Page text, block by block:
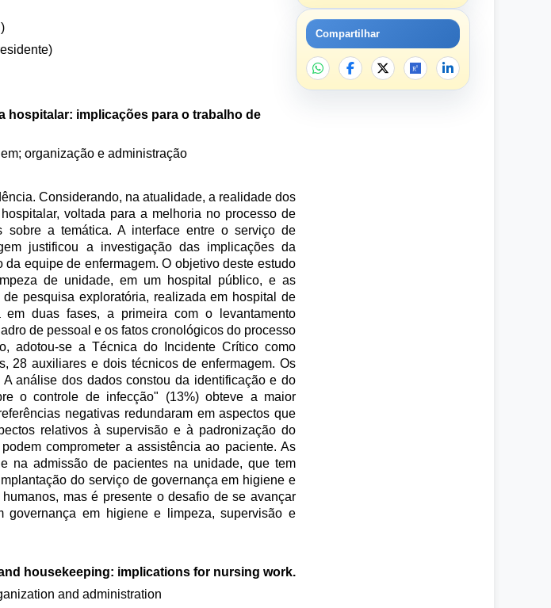
)
hospitalar: implicações para o trabalho de
organização e administração
Considerando, na atualidade, a realidade dos
voltada para a melhoria no processo de
sobre a temática. A interface entre o serviço de
justificou a investigação das implicações da
equipe de enfermagem. O objetivo deste estudo
de unidade, em um hospital público, e as
pesquisa exploratória, realizada em hospital de
duas fases, a primeira com o levantamento
de pessoal e os fatos cronológicos do processo
adotou-se a Técnica do Incidente Crítico como
28 auxiliares e dois técnicos de enfermagem. Os
análise dos dados constou da identificação e do
o controle de infecção" (13%) obteve a maior
negativas redundaram em aspectos que
relativos à supervisão e à padronização do
comprometer a assistência ao paciente. As
na admissão de pacientes na unidade, que tem
do serviço de governança em higiene e
mas é presente o desafio de se avançar
em higiene e limpeza, supervisão e
housekeeping: implications for nursing work.
and administration
Compartilhar